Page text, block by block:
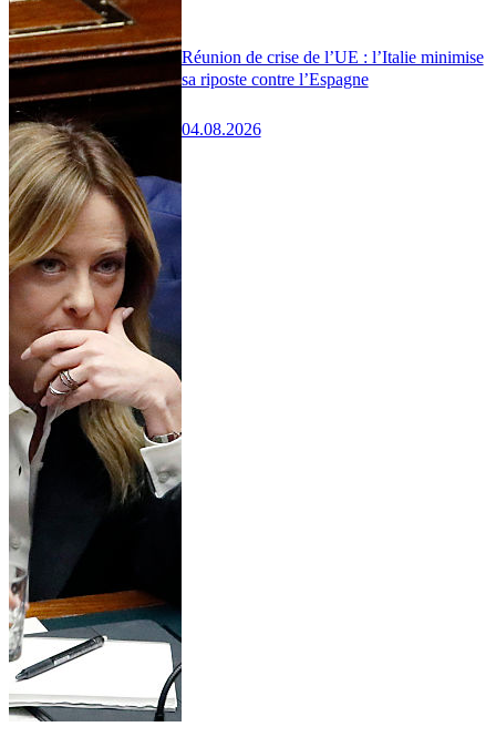
Réunion de crise de l’UE : l’Italie minimise
sa riposte contre l’Espagne
04.08.2026